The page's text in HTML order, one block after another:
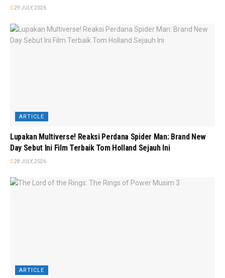
29 JULY, 2026
ARTICLE
Lupakan Multiverse! Reaksi Perdana Spider Man: Brand New
Day Sebut Ini Film Terbaik Tom Holland Sejauh Ini
28 JULY, 2026
ARTICLE